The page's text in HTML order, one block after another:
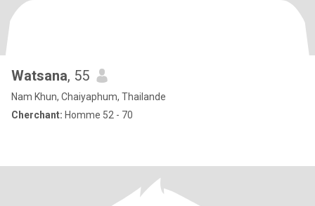
Watsana, 55
Nam Khun, Chaiyaphum, Thailande
Cherchant: Homme 52 - 70